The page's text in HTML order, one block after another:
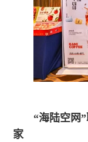
“海陆空网
家